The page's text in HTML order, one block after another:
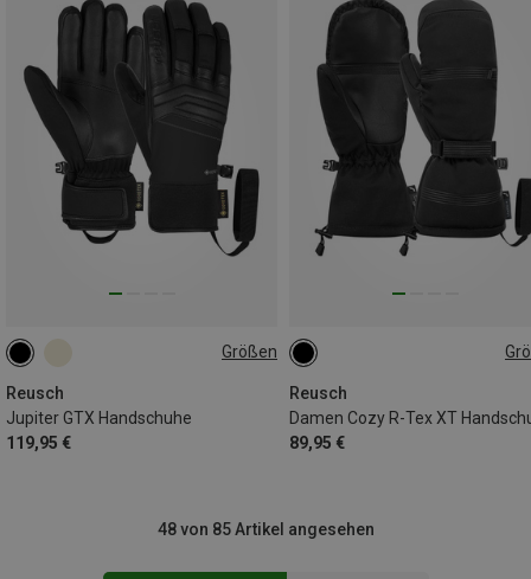
Größen
Reusch
Jupiter GTX Handschuhe
119,95 €
7.5 10.5
Reusch
Damen Cozy R-Tex XT
89,95 €
6.5
48 von 85 Artikel angesehen